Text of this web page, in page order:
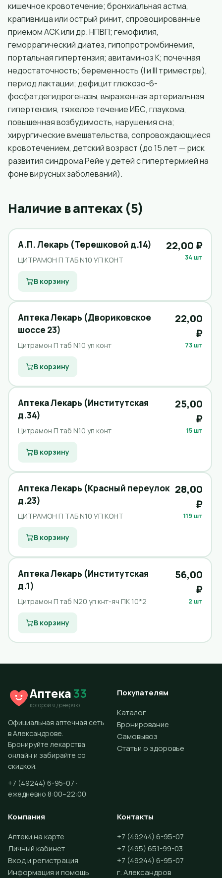
кишечное кровотечение; бронхиальная астма,
крапивница или острый ринит, спровоцированные
приемом АСК или др. НПВП; гемофилия,
геморрагический диатез, гипопротромбинемия,
портальная гипертензия; авитаминоз K; почечная
недостаточность; беременность (I и III триместры),
период лактации; дефицит глюкозо-6-
фосфатдегидрогеназы, выраженная артериальная
гипертензия, тяжелое течение ИБС, глаукома,
повышенная возбудимость, нарушения сна;
хирургические вмешательства, сопровождающиеся
кровотечением, детский возраст (до 15 лет — риск
развития синдрома Рейе у детей с гипертермией на
фоне вирусных заболеваний).
Наличие в аптеках (5)
А.П. Лекарь (Терешковой д.14)
ЦИТРАМОН П ТАБ N10 УП КОНТ
22,00 ₽
34 шт
В корзину
Аптека Лекарь (Двориковское
шоссе 23)
Цитрамон П таб N10 уп конт
22,00
₽
73 шт
В корзину
Аптека Лекарь (Институтская
д.34)
Цитрамон П таб N10 уп конт
25,00
₽
15 шт
В корзину
Аптека Лекарь (Красный переулок
д.23)
ЦИТРАМОН П ТАБ N10 УП КОНТ
28,00
₽
119 шт
В корзину
Аптека Лекарь (Институтская
д.1)
Цитрамон П таб N20 уп кнт-яч ПК 10*2
56,00
₽
2 шт
В корзину
Аптека33
которой я доверяю
Официальная аптечная сеть
в Александрове.
Бронируйте лекарства
онлайн и забирайте со
скидкой.
+7 (49244) 6-95-07 ·
ежедневно 8:00–22:00
Покупателям
Каталог
Бронирование
Самовывоз
Статьи о здоровье
Компания
Аптеки на карте
Личный кабинет
Вход и регистрация
Информация и помощь
Контакты
+7 (49244) 6-95-07
+7 (495) 651-99-03
+7 (49244) 6-95-07
г. Александров